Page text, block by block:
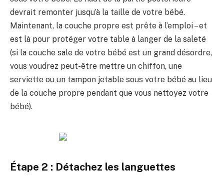
devrait remonter jusqu’à la taille de votre bébé.
Maintenant, la couche propre est prête à l’emploi – et
est là pour protéger votre table à langer de la saleté
(si la couche sale de votre bébé est un grand désordre,
vous voudrez peut-être mettre un chiffon, une
serviette ou un tampon jetable sous votre bébé au lieu
de la couche propre pendant que vous nettoyez votre
bébé).
Étape 2 : Détachez les languettes